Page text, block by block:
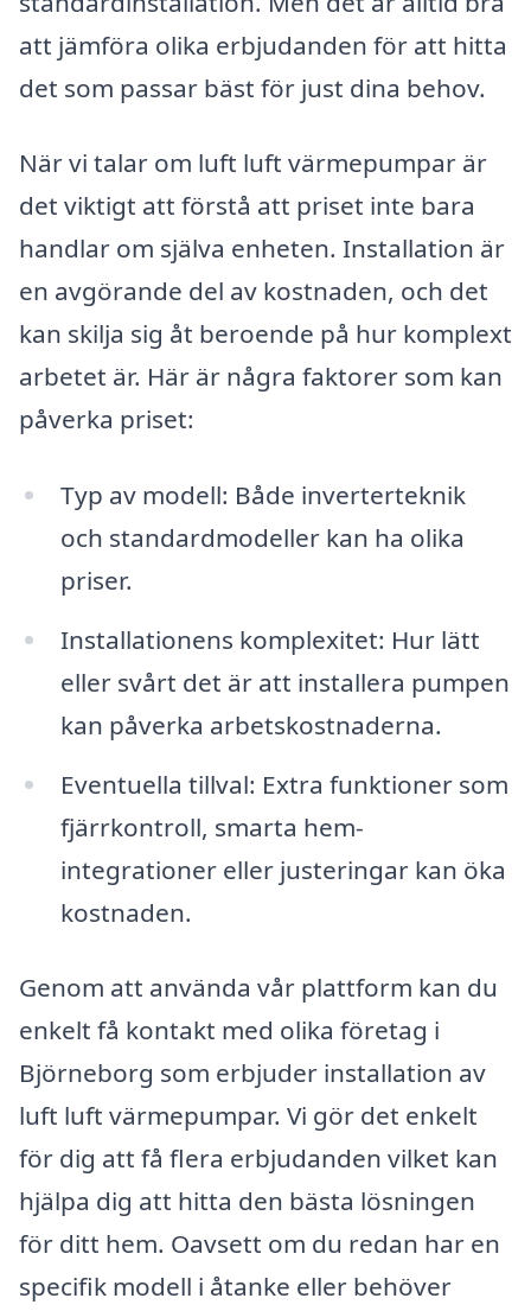
att jämföra olika erbjudanden för att hitta
det som passar bäst för just dina behov.
När vi talar om luft luft värmepumpar är
det viktigt att förstå att priset inte bara
handlar om själva enheten. Installation är
en avgörande del av kostnaden, och det
kan skilja sig åt beroende på hur komplext
arbetet är. Här är några faktorer som kan
påverka priset:
Typ av modell: Både inverterteknik
och standardmodeller kan ha olika
priser.
Installationens komplexitet: Hur lätt
eller svårt det är att installera pumpen
kan påverka arbetskostnaderna.
Eventuella tillval: Extra funktioner som
fjärrkontroll, smarta hem-
integrationer eller justeringar kan öka
kostnaden.
Genom att använda vår plattform kan du
enkelt få kontakt med olika företag i
Björneborg som erbjuder installation av
luft luft värmepumpar. Vi gör det enkelt
för dig att få flera erbjudanden vilket kan
hjälpa dig att hitta den bästa lösningen
för ditt hem. Oavsett om du redan har en
specifik modell i åtanke eller behöver